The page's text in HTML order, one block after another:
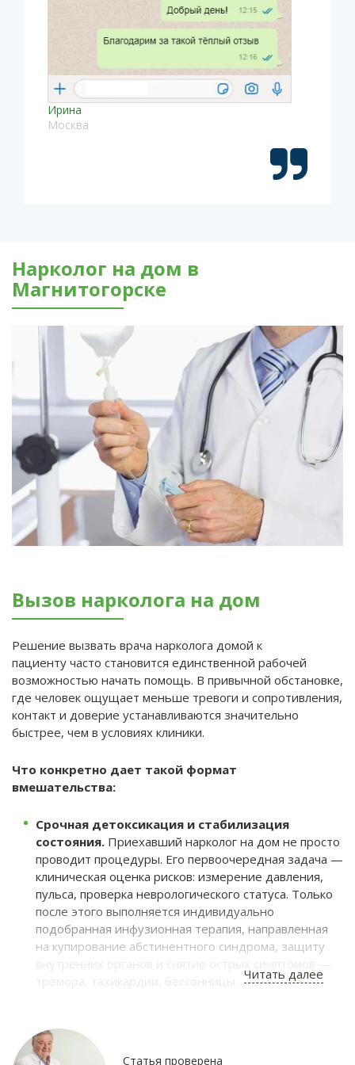
Ирина
Москва
Нарколог на дом в
Магнитогорске
Вызов нарколога на дом
Решение вызвать врача нарколога домой к
пациенту часто становится единственной рабочей
возможностью начать помощь. В привычной обстановке,
где человек ощущает меньше тревоги и сопротивления,
контакт и доверие устанавливаются значительно
быстрее, чем в условиях клиники.
Что конкретно дает такой формат
вмешательства:
Срочная детоксикация и стабилизация
состояния. Приехавший нарколог на дом не просто
проводит процедуры. Его первоочередная задача —
клиническая оценка рисков: измерение давления,
пульса, проверка неврологического статуса. Только
после этого выполняется индивидуально
подобранная инфузионная терапия, направленная
на купирование абстинентного синдрома, защиту
физических страданий наступает кратковременный
период ясности сознания. Этим моментом должен
Читать далее
Статья проверена